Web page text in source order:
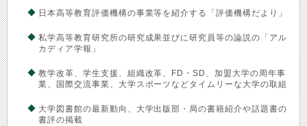
日本高等教育評価機構の事業等を紹介する「評価機構だより」
私学高等教育研究所の研究成果並びに研究員等の論説の「アル
カディア学報」
教学改革、学生支援、組織改革、FD・SD、加盟大学の周年事
業、国際交流事業、大学スポーツなどタイムリーな大学の取組
大学図書館の最新動向、大学出版部・局の書籍紹介や話題書の
書評の掲載